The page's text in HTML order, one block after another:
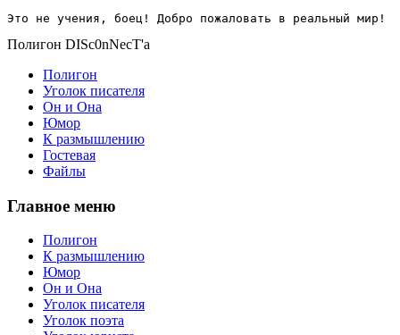
Это не учения, боец! Добро пожаловать в реальный мир!
Полигон DISc0nNecT'a
Полигон
Уголок писателя
Он и Она
Юмор
К размышлению
Гостевая
Файлы
Главное меню
Полигон
К размышлению
Юмор
Он и Она
Уголок писателя
Уголок поэта